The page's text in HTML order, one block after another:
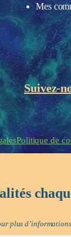
Mes
Suivez-
Politique de
plus d’informations.